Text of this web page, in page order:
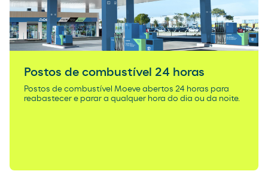
Postos de combustível 24 horas
Postos de combustível Moeve abertos 24 horas para
reabastecer e parar a qualquer hora do dia ou da noite.